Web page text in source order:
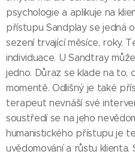
psychologie a aplikuje na
přístupu Sandplay se jedná
sezení trvající měsíce, roky.
individuace. U Sandtray
jedno. Důraz se klade na
momentě. Odlišný je také
terapeut nevnáší své
soustředí se na jeho
humanistického přístupu je
uvědomování a růstu klienta.